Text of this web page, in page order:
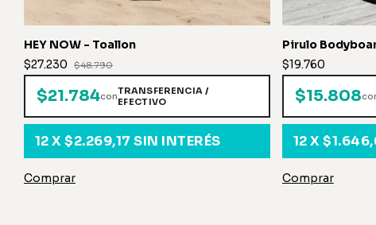
HEY NOW - Toallon
$27.230
$48.790
$21.784conTRANSFERENCIA /
EFECTIVO
12 X$2.269,17 SIN INTERÉS
Pirulo
$19.760
$15.808
12 X